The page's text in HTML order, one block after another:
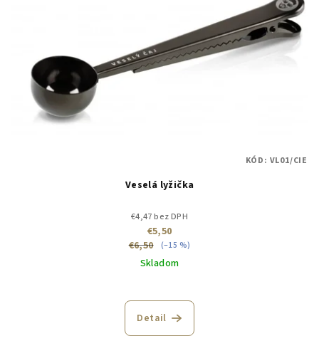
Veselá lyžička
€4,47 bez DPH
€5,50
€6,50
(–15 %)
Skladom
Detail
KÓD: VL01/CIE